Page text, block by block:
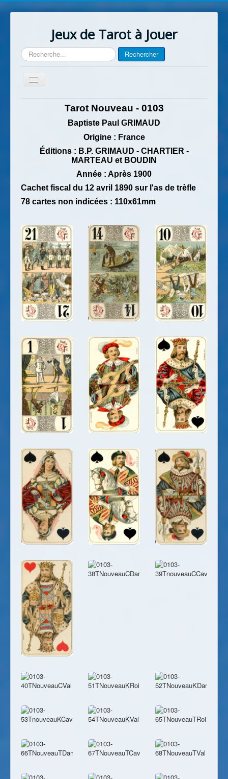
Jeux de Tarot à Jouer
Rechercher Rechercher
Basculer
la
Tarot Nouveau - 0103
Baptiste Paul GRIMAUD
Origine : France
Éditions : B.P. GRIMAUD - CHARTIER -
MARTEAU et BOUDIN
Année : Après 1900
Cachet fiscal du 12 avril 1890 sur l'as de trèfle
78 cartes non indicées : 110x61mm